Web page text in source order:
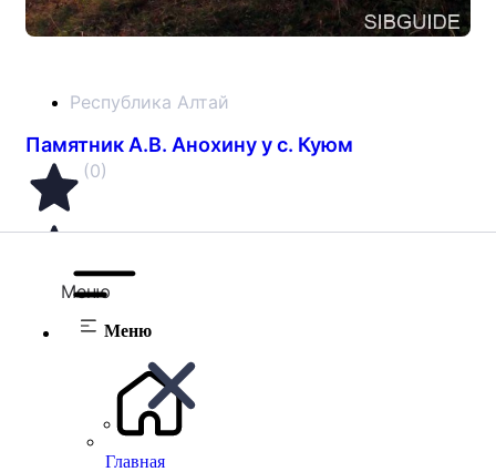
Меню
Меню
Главная
Республика Алтай
Памятник А.В. Анохину у с. Куюм
(0)